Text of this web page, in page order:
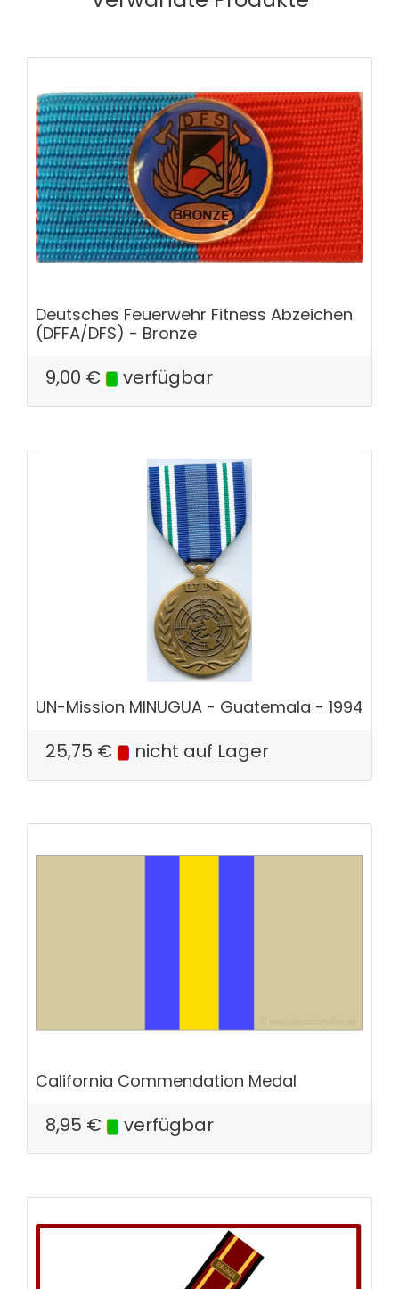
Deutsches Feuerwehr Fitness Abzeichen
(DFFA/DFS) - Bronze
9,00 € verfügbar
UN-Mission MINUGUA - Guatemala - 1994
25,75 € nicht auf Lager
California Commendation Medal
8,95 € verfügbar